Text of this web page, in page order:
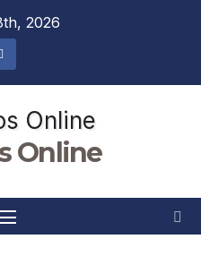
2026
Online